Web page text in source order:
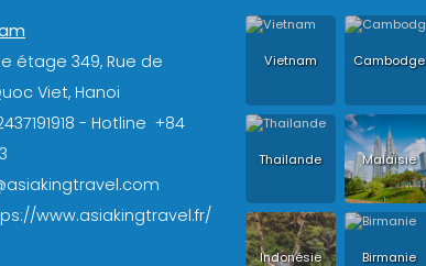
étage 349, Rue de
Viet, Hanoi
- Hotline +84
www.asiakingtravel.fr/
Vietnam Cambodge
Thailande Malaisie
Indonésie Birmanie